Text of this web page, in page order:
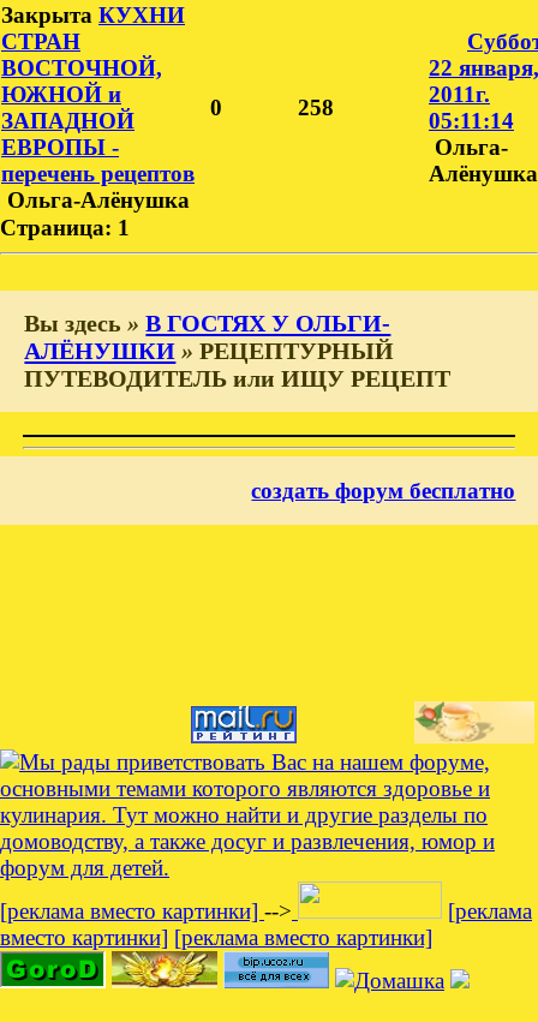
Закрыта КУХНИ
СТРАН
ВОСТОЧНОЙ,
ЮЖНОЙ и
ЗАПАДНОЙ
ЕВРОПЫ -
перечень рецептов
Ольга-Алёнушка
0 258
22 января,
2011г.
05:11:14
Ольга-
Алёнушка
Страница: 1
Вы здесь »В ГОСТЯХ У ОЛЬГИ-
АЛЁНУШКИ »РЕЦЕПТУРНЫЙ
ПУТЕВОДИТЕЛЬ или ИЩУ РЕЦЕПТ
создать форум бесплатно
[реклама вместо картинки] -->
[реклама
вместо картинки] [реклама вместо картинки]